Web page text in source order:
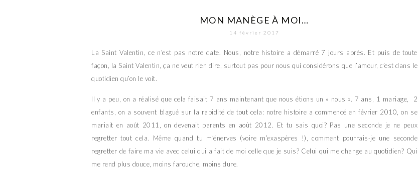
MON MANÈGE À MOI…
14 février 2017
La Saint Valentin, ce n’est pas notre date. Nous, notre histoire a démarré 7 jours après. Et puis de toute
façon, la Saint Valentin, ça ne veut rien dire, surtout pas pour nous qui considérons que l’amour, c’est dans le
quotidien qu’on le voit.
Il y a peu, on a réalisé que cela faisait 7 ans maintenant que nous étions un « nous ». 7 ans, 1 mariage, 2
enfants, on a souvent blagué sur la rapidité de tout cela: notre histoire a commencé en février 2010, on se
mariait en août 2011, on devenait parents en août 2012. Et tu sais quoi? Pas une seconde je ne peux
regretter tout cela. Même quand tu m’énerves (voire m’exaspères !), comment pourrais-je une seconde
regretter de faire ma vie avec celui qui a fait de moi celle que je suis? Celui qui me change au quotidien? Qui
me rend plus douce, moins farouche, moins dure.